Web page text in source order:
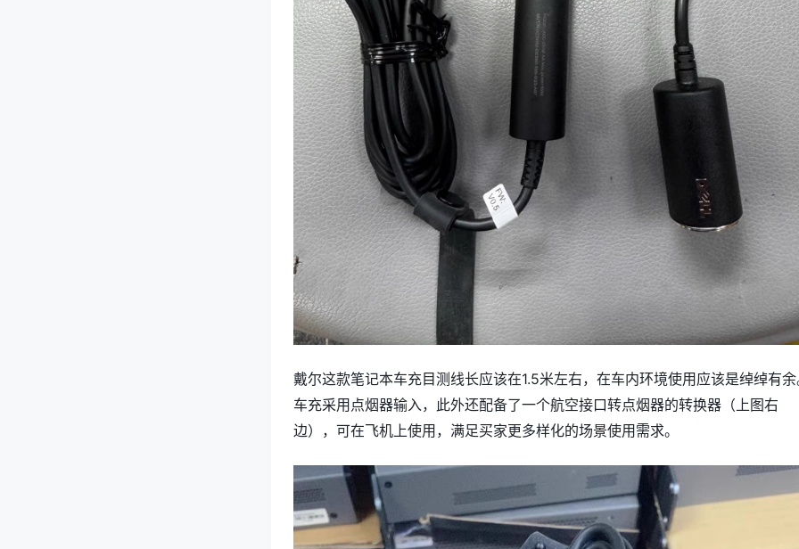
戴尔这款笔记本车充目测线长应该在1.5米左右，在车内环境使用应该是绰绰有
车充采用点烟器输入，此外还配备了一个航空接口转点烟器的转换器（上图右
边），可在飞机上使用，满足买家更多样化的场景使用需求。